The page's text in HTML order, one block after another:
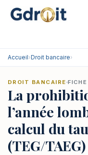
Accueil›Droit bancaire›
DROIT BANCAIRE FICHE
La
l’année
calcul du
(TEG/TAEG)